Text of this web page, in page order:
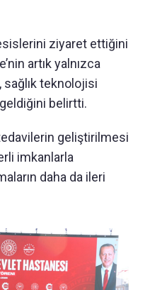
ziyaret ettiğini
artık yalnızca
sağlık teknolojisi
belirtti.
geliştirilmesi
imkanlarla
daha da ileri